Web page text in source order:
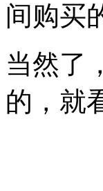
间购买
当然了
的，就